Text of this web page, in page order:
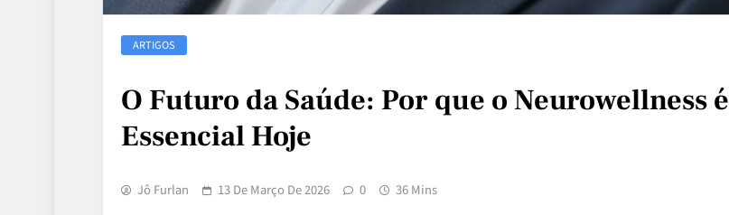
ARTIGOS
O Futuro da Saúde: Por que o Neurowellness é
Essencial Hoje
Jô Furlan 13 De Março De 2026 0 36 Mins